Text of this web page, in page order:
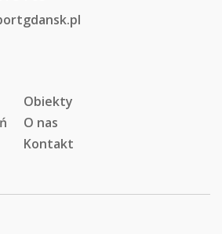
Obiekty
O nas
Kontakt